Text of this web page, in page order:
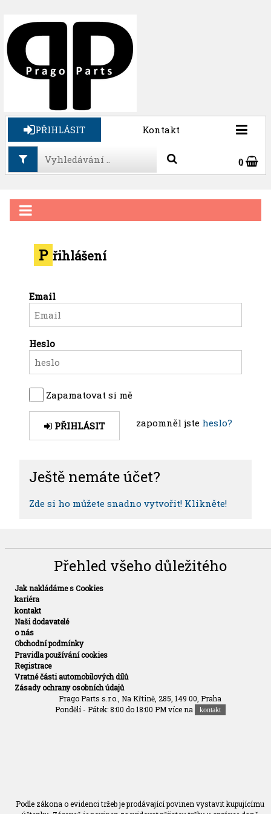
PŘIHLÁSIT Kontakt
0
P řihlášení
Email
Heslo
Zapamatovat si mě
PŘIHLÁSIT zapomněl jste heslo?
Ještě nemáte účet?
Zde si ho můžete snadno vytvořit! Klikněte!
Přehled všeho důležitého
Jak nakládáme s Cookies
kariéra
kontakt
Naši dodavatelé
o nás
Obchodní podmínky
Pravidla používání cookies
Registrace
Vratné části automobilových dílů
Zásady ochrany osobních údajů
Prago Parts s.r.o., Na Křtině, 285, 149 00, Praha
Pondělí - Pátek: 8:00 do 18:00 PM více na
kontakt
Podle zákona o evidenci tržeb je prodávající povinen vystavit kupujícímu